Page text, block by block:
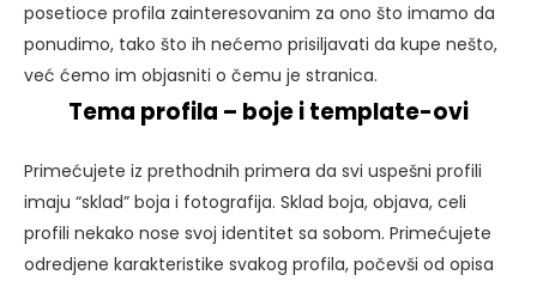
posetioce profila zainteresovanim za ono što imamo da
ponudimo, tako što ih nećemo prisiljavati da kupe nešto,
već ćemo im objasniti o čemu je stranica.
Tema profila – boje i template-ovi
Primećujete iz prethodnih primera da svi uspešni profili
imaju “sklad” boja i fotografija. Sklad boja, objava, celi
profili nekako nose svoj identitet sa sobom. Primećujete
odredjene karakteristike svakog profila, počevši od opisa